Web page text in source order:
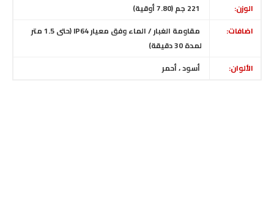
الوزن:
اضافات:
مقاومة الغبار / الماء وفق معيار
IP64 (حتى 1.5 متر
لمدة 30 دقيقة)
الألوان:
أسود ، أحمر